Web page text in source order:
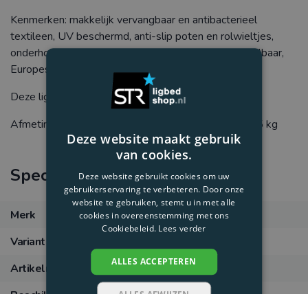
Kenmerken: makkelijk vervangbaar en antibacterieel
textileen, UV beschermd, anti-slip poten en rolwieltjes,
onderhoudsvriendelijk, verstelbare rugleuning, stapelbaar,
Europese projectkwaliteit.
Deze ligbedden zijn getest tot 120 kg draagkracht.
Afmetingen: L 205 x B 70 x H 38 cm - Gewicht 12,5 kg
Specificaties
Merk
Grosfillex
Variant
Artikelnummer
47066004
Deze website maakt gebruik
van cookies.
Deze website gebruikt cookies om uw
gebruikerservaring te verbeteren. Door onze
website te gebruiken, stemt u in met alle
cookies in overeenstemming met ons
Cookiebeleid. Lees verder
ALLES ACCEPTEREN